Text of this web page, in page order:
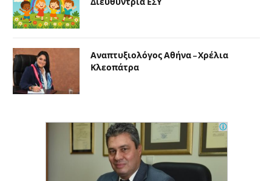
Αναπτυξιολόγος Αθήνα – Χρέλια
Κλεοπάτρα